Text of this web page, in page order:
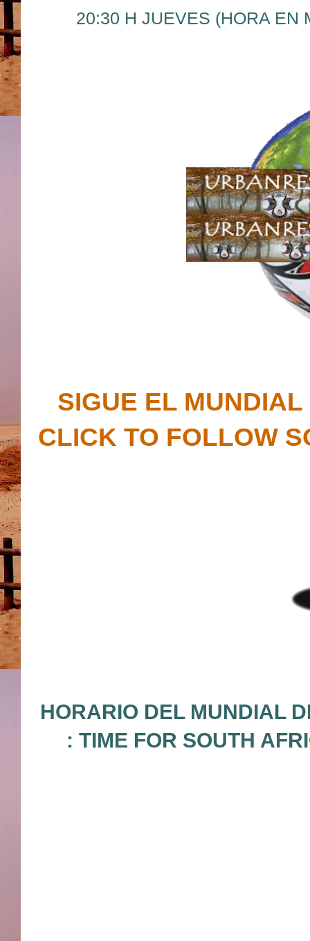
20:30 H JUEVES (HORA EN
SIGUE EL
CLICK TO FOLLOW
HORARIO DEL MUNDIAL
: TIME FOR SOUTH